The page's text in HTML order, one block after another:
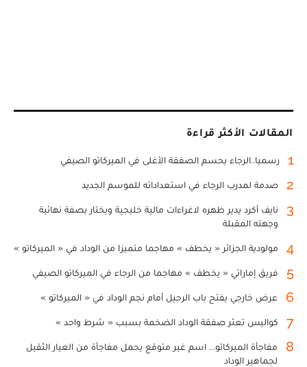
المقالات الأكثر قراءة
1 رسميا..الرجاء يحسم الصفقة الأغلى في الميركاتو الصيفي
2 صدمة لمدرب الرجاء في استعداداته للموسم الجديد
3
نايف أكرد يدير ظهره لاغراءات مالية خليجية ويختار بصفة نهائية
وجهته المقبلة
4 مولودية الجزائر « يخطف » مهاجما متميزا من الوداد في « الميركاتو »
5 فريق إماراتي « يخطف » مهاجما من الرجاء في الميركاتو الصيفي
6 عرض خارجي يفتح باب الرحيل أمام نجم الوداد في « الميركاتو »
7 كواليس تعثر صفقة الوداد الضخمة بسبب « شرط واحد »
8
مفاجأة الميركاتو... اسم غير متوقع يحمل مفاجأة من العيار الثقيل
لجماهير الوداد